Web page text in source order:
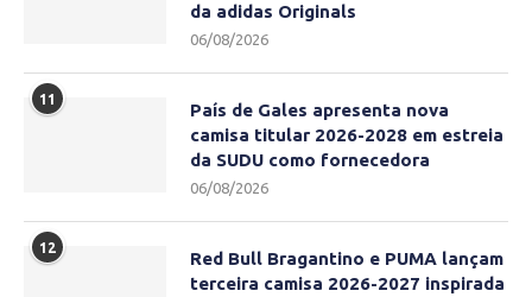
da adidas Originals
06/08/2026
11
País de Gales apresenta nova
camisa titular 2026-2028 em estreia
da SUDU como fornecedora
06/08/2026
12
Red Bull Bragantino e PUMA lançam
terceira camisa 2026-2027 inspirada